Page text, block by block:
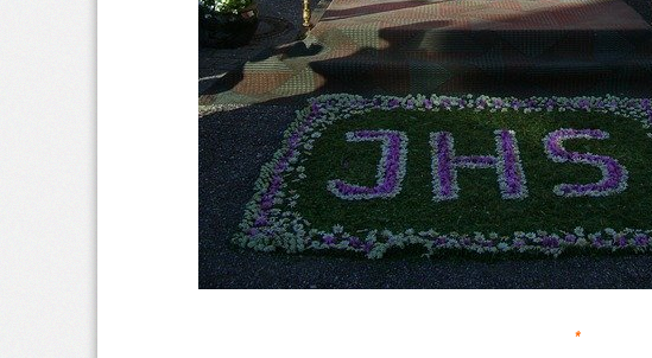
*